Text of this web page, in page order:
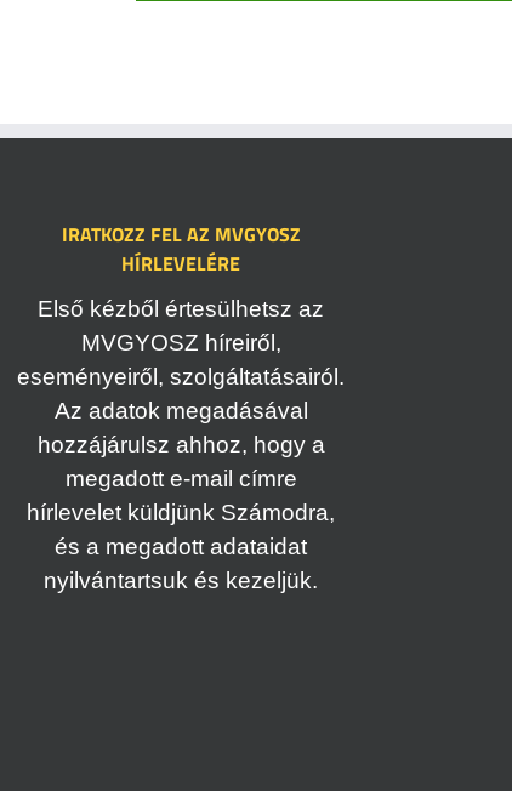
IRATKOZZ FEL AZ MVGYOSZ
HÍRLEVELÉRE
Első kézből értesülhetsz az
MVGYOSZ híreiről,
eseményeiről, szolgáltatásairól.
Az adatok megadásával
hozzájárulsz ahhoz, hogy a
megadott e-mail címre
hírlevelet küldjünk Számodra,
és a megadott adataidat
nyilvántartsuk és kezeljük.